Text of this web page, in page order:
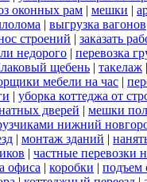
оконных рам | мешки |
| выгрузка вагонов
строений | заказать
недорого | перевозка
щебень | такелаж
мебели на час |
| уборка коттеджа от
дверей | мешки
нижний
| монтаж зданий |
| частные перевозки
офиса | коробки | подъем